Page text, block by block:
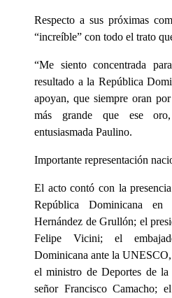
Respecto a sus próximas
“increíble” con todo el trato
“Me siento concentrada
resultado a la República
apoyan, que siempre oran
más grande que ese
entusiasmada Paulino.
Importante representación
El acto contó con la
República Dominicana en
Hernández de Grullón; el
Felipe Vicini; el
Dominicana ante la
el ministro de Deportes de
señor Francisco Camacho;